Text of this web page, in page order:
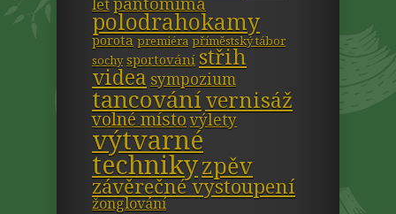
let
polodrahokamy
porota premiéra příměstský tábor
sochy sportování střih
videa sympozium
tancovánívernisáž
volné místovýlety
výtvarné
technikyzpěv
závěrečné vystoupení
žonglování